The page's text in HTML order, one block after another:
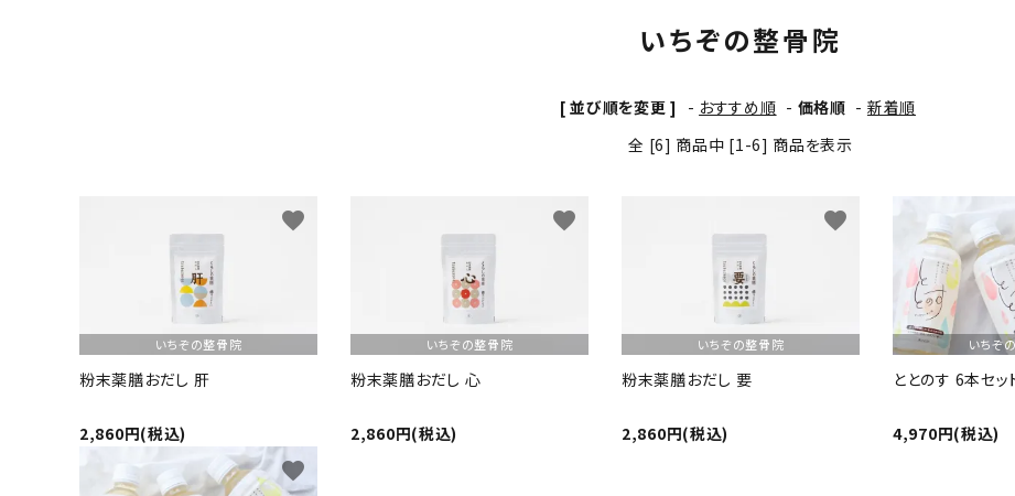
5,001円～6,000円以下
熊毛・大島
価格から選ぶ
エリアから選ぶ
かごかご.jpとは？
いちぞの整骨院
[ 並び順を変更 ] - おすすめ順 - 価格順 - 新着順
全 [6] 商品中 [1-6] 商品を表示
いちぞの整骨院
粉末薬膳おだし 肝
2,860円(税込)
favorite
いちぞの整骨院
粉末薬膳おだし 心
2,860円(税込)
favorite
いちぞの整骨院
粉末薬膳おだし 要
2,860円(税込)
favorite
いちぞ
ととのす 6本セッ
4,970円(税込)
favorite